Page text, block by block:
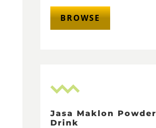
BROWSE
Jasa Maklon Powder
Drink